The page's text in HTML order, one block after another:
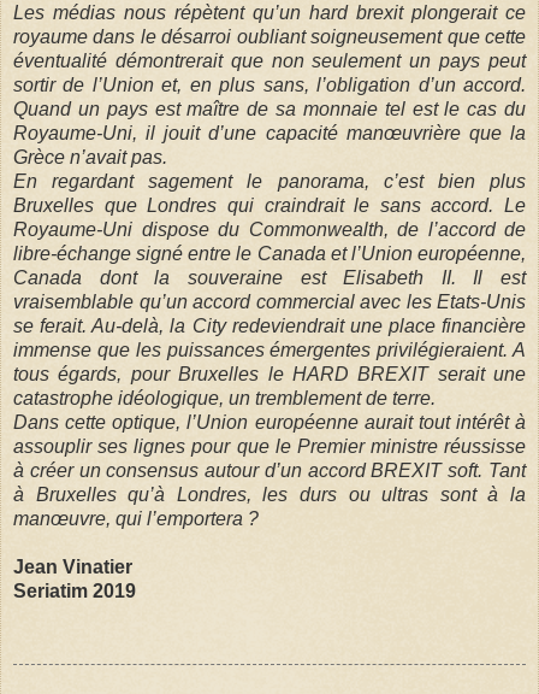
Les médias nous répètent qu’un hard brexit plongerait ce
royaume dans le désarroi oubliant soigneusement que cette
éventualité démontrerait que non seulement un pays peut
sortir de l’Union et, en plus sans, l’obligation d’un accord.
Quand un pays est maître de sa monnaie tel est le cas du
Royaume-Uni, il jouit d’une capacité manœuvrière que la
Grèce n’avait pas.
En regardant sagement le panorama, c’est bien plus
Bruxelles que Londres qui craindrait le sans accord. Le
Royaume-Uni dispose du Commonwealth, de l’accord de
libre-échange signé entre le Canada et l’Union européenne,
Canada dont la souveraine est Elisabeth II. Il est
vraisemblable qu’un accord commercial avec les Etats-Unis
se ferait. Au-delà, la City redeviendrait une place financière
immense que les puissances émergentes privilégieraient. A
tous égards, pour Bruxelles le HARD BREXIT serait une
catastrophe idéologique, un tremblement de terre.
Dans cette optique, l’Union européenne aurait tout intérêt à
assouplir ses lignes pour que le Premier ministre réussisse
à créer un consensus autour d’un accord BREXIT soft. Tant
à Bruxelles qu’à Londres, les durs ou ultras sont à la
manœuvre, qui l’emportera ?
Jean Vinatier
Seriatim 2019